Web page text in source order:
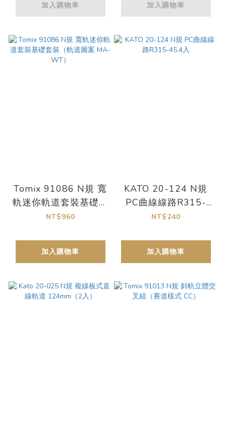
加入購物車 加入購物車
Tomix 91086 N規 寬
軌迷你軌道套裝基礎套
裝（軌道圖案 MA-
NT$960
加入購物車
KATO 20-124 N規
PC曲線線路R315-
45.4入
NT$240
加入購物車